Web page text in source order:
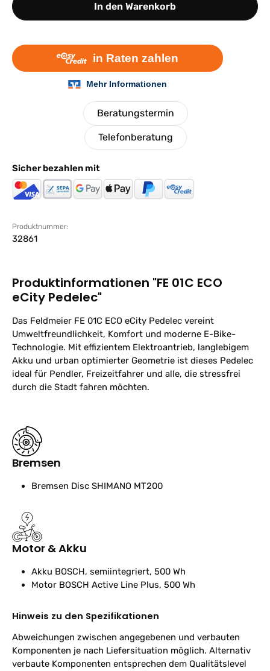
In den Warenkorb
Beratungstermin
Telefonberatung
Sicher bezahlen mit
Produktnummer:
32861
Produktinformationen "FE 01C ECO
eCity Pedelec"
Das Feldmeier FE 01C ECO eCity Pedelec vereint
Umweltfreundlichkeit, Komfort und moderne E-Bike-
Technologie. Mit effizientem Elektroantrieb, langlebigem
Akku und urban optimierter Geometrie ist dieses Pedelec
ideal für Pendler, Freizeitfahrer und alle, die stressfrei
durch die Stadt fahren möchten.
Bremsen
Bremsen Disc SHIMANO MT200
Motor & Akku
Akku BOSCH, semiintegriert, 500 Wh
Motor BOSCH Active Line Plus, 500 Wh
Hinweis zu den Spezifikationen
Abweichungen zwischen angegebenen und verbauten
Komponenten je nach Liefersituation möglich. Alternativ
verbaute Komponenten entsprechen dem Qualitätslevel